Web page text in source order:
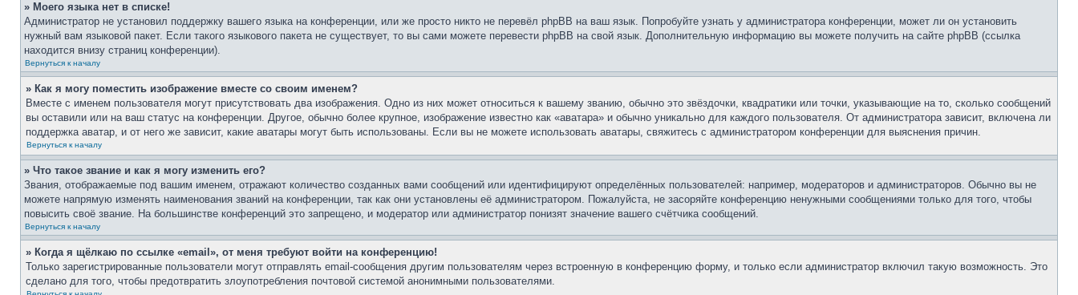
» Моего языка нет в списке!
Администратор не установил поддержку вашего языка на конференции, или же просто никто не перевёл phpBB на ваш язык. Попробуйте узнать у администратора конференции, может ли он установить
нужный вам языковой пакет. Если такого языкового пакета не существует, то вы сами можете перевести phpBB на свой язык. Дополнительную информацию вы можете получить на сайте phpBB (ссылка
находится внизу страниц конференции).
Вернуться к началу
» Как я могу поместить изображение вместе со своим именем?
Вместе с именем пользователя могут присутствовать два изображения. Одно из них может относиться к вашему званию, обычно это звёздочки, квадратики или точки, указывающие на то, сколько сообщений
вы оставили или на ваш статус на конференции. Другое, обычно более крупное, изображение известно как «аватара» и обычно уникально для каждого пользователя. От администратора зависит, включена ли
поддержка аватар, и от него же зависит, какие аватары могут быть использованы. Если вы не можете использовать аватары, свяжитесь с администратором конференции для выяснения причин.
Вернуться к началу
» Что такое звание и как я могу изменить его?
Звания, отображаемые под вашим именем, отражают количество созданных вами сообщений или идентифицируют определённых пользователей: например, модераторов и администраторов. Обычно вы не
можете напрямую изменять наименования званий на конференции, так как они установлены её администратором. Пожалуйста, не засоряйте конференцию ненужными сообщениями только для того, чтобы
повысить своё звание. На большинстве конференций это запрещено, и модератор или администратор понизят значение вашего счётчика сообщений.
Вернуться к началу
» Когда я щёлкаю по ссылке «email», от меня требуют войти на конференцию!
Только зарегистрированные пользователи могут отправлять email-сообщения другим пользователям через встроенную в конференцию форму, и только если администратор включил такую возможность. Это
сделано для того, чтобы предотвратить злоупотребления почтовой системой анонимными пользователями.